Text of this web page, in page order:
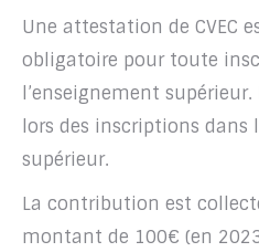
Une attestation de CVEC
obligatoire pour toute
l’enseignement
lors des inscriptions dans
supérieur.
La contribution est
montant de 100€ (en